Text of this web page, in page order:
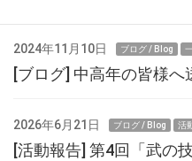
2024年11月10日 ブログ / Blog
[ブログ] 中高年の皆様
2026年6月21日 ブログ / Blog 活
[活動報告] 第4回「武の